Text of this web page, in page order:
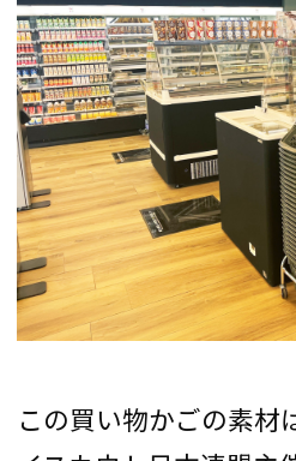
この買い物かごの素材